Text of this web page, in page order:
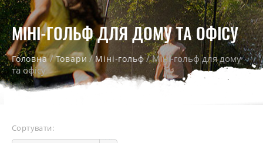
МІНІ-ГОЛЬФ ДЛЯ ДОМУ ТА ОФІСУ
Головна/Товари /Міні-гольф/ Міні-гольф для дому
та офісу
Сортувати: